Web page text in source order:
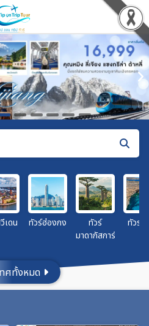
รแกรมทัวร์
เดน ทัวร์ฮ่องกง
ทัวร์
มาดากัสการ์
ทัวร์ลิ
ศทั้งหมด